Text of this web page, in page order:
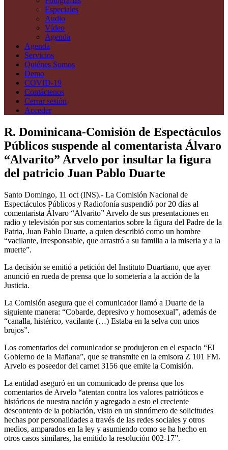
Especiales
Audio
Vídeo
Agenda
Agenda
Servicios
Quiénes Somos
Demo
COVID-19
Contáctenos
Cerrar sesión
Acceder
R. Dominicana-Comisión de Espectáculos
Públicos suspende al comentarista Álvaro
“Alvarito” Arvelo por insultar la figura
del patricio Juan Pablo Duarte
Santo Domingo, 11 oct (INS).- La Comisión Nacional de
Espectáculos Públicos y Radiofonía suspendió por 20 días al
comentarista Álvaro “Alvarito” Arvelo de sus presentaciones en
radio y televisión por sus comentarios sobre la figura del Padre de la
Patria, Juan Pablo Duarte, a quien describió como un hombre
“vacilante, irresponsable, que arrastró a su familia a la miseria y a la
muerte”.
La decisión se emitió a petición del Instituto Duartiano, que ayer
anunció en rueda de prensa que lo sometería a la acción de la
Justicia.
La Comisión asegura que el comunicador llamó a Duarte de la
siguiente manera: “Cobarde, depresivo y homosexual”, además de
“canalla, histérico, vacilante (…) Estaba en la selva con unos
brujos”.
Los comentarios del comunicador se produjeron en el espacio “El
Gobierno de la Mañana”, que se transmite en la emisora Z 101 FM.
Arvelo es poseedor del carnet 3156 que emite la Comisión.
La entidad aseguró en un comunicado de prensa que los
comentarios de Arvelo “atentan contra los valores patrióticos e
históricos de nuestra nación y agregado a esto el creciente
descontento de la población, visto en un sinnúmero de solicitudes
hechas por personalidades a través de las redes sociales y otros
medios, amparados en la ley y asumiendo como se ha hecho en
otros casos similares, ha emitido la resolución 002-17”.